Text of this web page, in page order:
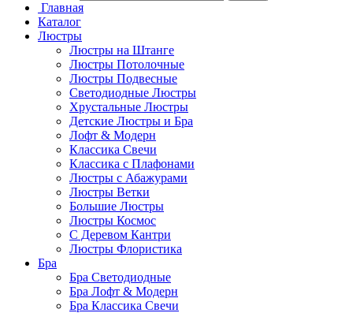
Главная
Каталог
Люстры
Люстры на Штанге
Люстры Потолочные
Люстры Подвесные
Светодиодные Люстры
Хрустальные Люстры
Детские Люстры и Бра
Лофт & Модерн
Классика Свечи
Классика с Плафонами
Люстры с Абажурами
Люстры Ветки
Большие Люстры
Люстры Космос
С Деревом Кантри
Люстры Флористика
Бра
Бра Светодиодные
Бра Лофт & Модерн
Бра Классика Свечи